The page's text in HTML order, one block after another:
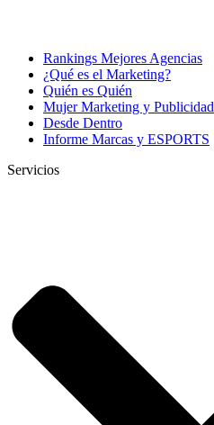
Rankings Mejores Agencias
¿Qué es el Marketing?
Quién es Quién
Mujer Marketing y Publicidad
Desde Dentro
Informe Marcas y ESPORTS
Servicios